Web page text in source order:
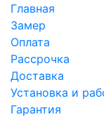
Главная
Замер
Оплата
Рассрочка
Доставка
Установка и
Гарантия